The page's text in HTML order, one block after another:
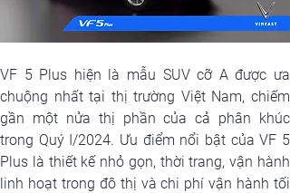
VF 5 Plus hiện là mẫu SUV cỡ A được ưa
chuộng nhất tại thị trường Việt Nam, chiếm
gần một nửa thị phần của cả phân khúc
trong Quý I/2024. Ưu điểm nổi bật của VF 5
Plus là thiết kế nhỏ gọn, thời trang, vận hành
linh hoạt trong đô thị và chi phí vận hành tối